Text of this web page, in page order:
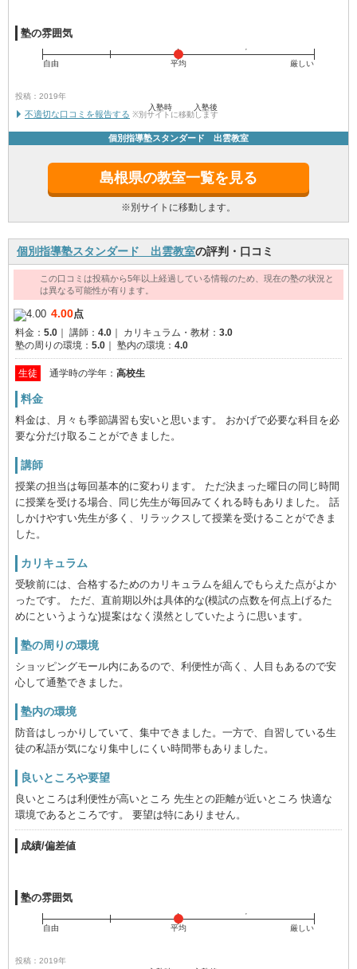
入塾時 入塾後
塾の雰囲気
自由 平均 厳しい
投稿：2019年
不適切な口コミを報告する ※別サイトに移動します
個別指導塾スタンダード 出雲教室
島根県の教室一覧を見る
※別サイトに移動します。
個別指導塾スタンダード 出雲教室の評判・口コミ
この口コミは投稿から5年以上経過している情報のため、現在の塾の状況と
は異なる可能性が有ります。
4.00点
料金： 5.0 講師： 4.0 カリキュラム・教材： 3.0
塾の周りの環境： 5.0 塾内の環境： 4.0
生徒 通学時の学年： 高校生
料金
料金は、月々も季節講習も安いと思います。 おかげで必要な科目を必
要な分だけ取ることができました。
講師
授業の担当は毎回基本的に変わります。 ただ決まった曜日の同じ時間
に授業を受ける場合、同じ先生が毎回みてくれる時もありました。 話
しかけやすい先生が多く、リラックスして授業を受けることができま
した。
カリキュラム
受験前には、合格するためのカリキュラムを組んでもらえた点がよか
ったです。 ただ、直前期以外は具体的な(模試の点数を何点上げるた
めにというような)提案はなく漠然としていたように思います。
塾の周りの環境
ショッピングモール内にあるので、利便性が高く、人目もあるので安
心して通塾できました。
塾内の環境
防音はしっかりしていて、集中できました。一方で、自習している生
徒の私語が気になり集中しにくい時間帯もありました。
良いところや要望
良いところは利便性が高いところ 先生との距離が近いところ 快適な
環境であるところです。 要望は特にありません。
成績/偏差値
塾の雰囲気
自由 平均 厳しい
投稿：2019年